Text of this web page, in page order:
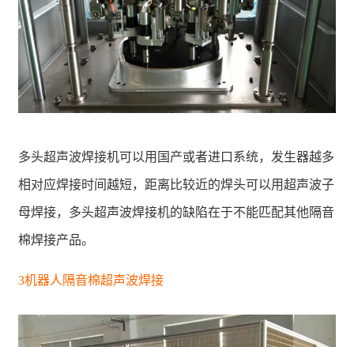
多头超声波焊接机可以用国产或者进口系统，发生器越多
相对应焊接时间越短，距离比较近的焊头可以用超声波子
母焊接，多头超声波焊接机的缺陷在于不能匹配其他隔音
棉焊接产品。
3机器人隔音棉超声波焊接